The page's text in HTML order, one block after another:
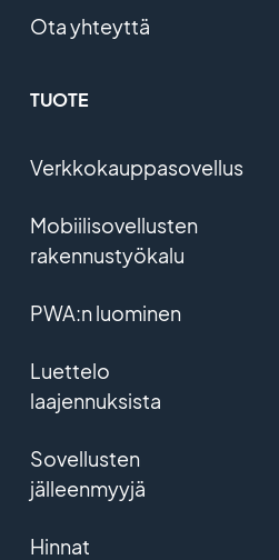
Ota yhteyttä
TUOTE
Verkkokauppasovellus
Mobiilisovellusten
rakennustyökalu
PWA:n luominen
Luettelo
laajennuksista
Sovellusten
jälleenmyyjä
Hinnat